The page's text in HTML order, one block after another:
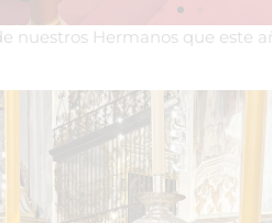
nuestros Hermanos que este